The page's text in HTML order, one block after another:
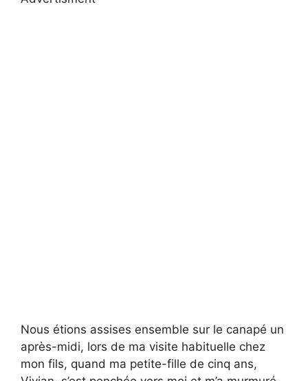
Nous étions assises ensemble sur le canapé un
après-midi, lors de ma visite habituelle chez
mon fils, quand ma petite-fille de cinq ans,